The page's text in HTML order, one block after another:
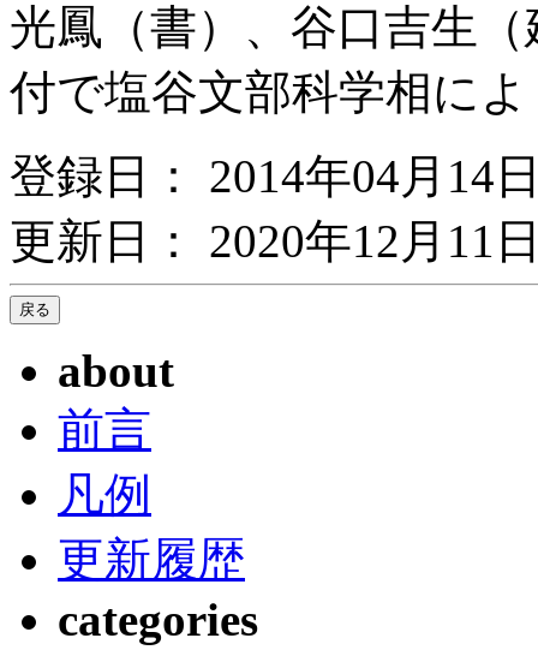
光鳳（書）、谷口吉生
付で塩谷文部科学相に
登録日： 2014年04月14
更新日： 2020年12月11
about
前言
凡例
更新履歴
categories